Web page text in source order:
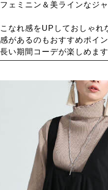
ェミニン＆美ラインなジ
なれ感をUPしておしゃ
があるのもおすすめポイン
い期間コーデが楽しめます